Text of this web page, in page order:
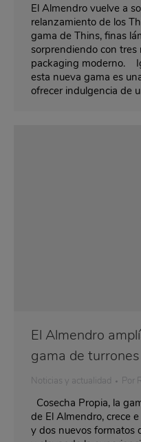
El Almendro vuelve a
relanzamiento de los
gama de Thins, finas
sorprendiendo con tres
packaging moderno.
esta nueva gama es
ofrecer indulgencia de
El Almendro
gama de
Noticias y actualidad Por
Cosecha Propia, la
de El Almendro, crece
y dos nuevos formatos